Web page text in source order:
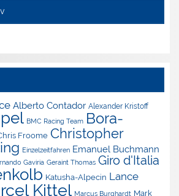
Alberto Contador Alexander Kristoff
BMC Racing Team Bora-
Froome Christopher
Einzelzeitfahren Emanuel Buchmann
Gaviria Geraint Thomas Giro d'Italia
Katusha-Alpecin Lance
Kittel Marcus Burghardt Mark